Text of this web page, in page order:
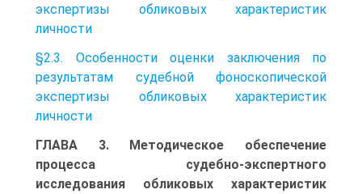
экспертизы обликовых характеристик
личности
§2.3. Особенности оценки заключения по
результатам судебной фоноскопической
экспертизы обликовых характеристик
личности
ГЛАВА 3. Методическое обеспечение
процесса судебно-экспертного
исследования обликовых характеристик